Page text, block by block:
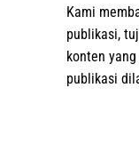
Kami
publikasi,
konten
publikasi